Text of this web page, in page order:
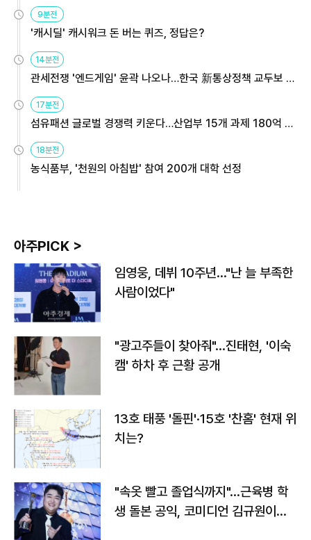
9분전
'캐시딜' 캐시워크 돈 버는 퀴즈, 정답은?
14분전
관세전쟁 '엔드게임' 윤곽 나오나…한국 新통상정책 교두보 활
17분전
섬유패션 글로벌 경쟁력 키운다…산업부 15개 과제 180억 지
18분전
농식품부, '천원의 아침밥' 참여 200개 대학 선정
아주PICK >
임영웅, 데뷔 10주년…"난 늘 부족한
사람이었다"
"광고주들이 찾아줘"…진태현, '이숙
캠' 하차 후 근황 공개
13호 태풍 '돌핀'·15호 '찬홈' 현재 위
치는?
"속옷 빨고 졸업식까지"…근육병 학
생 돌본 공익, 코미디언 김규원이었